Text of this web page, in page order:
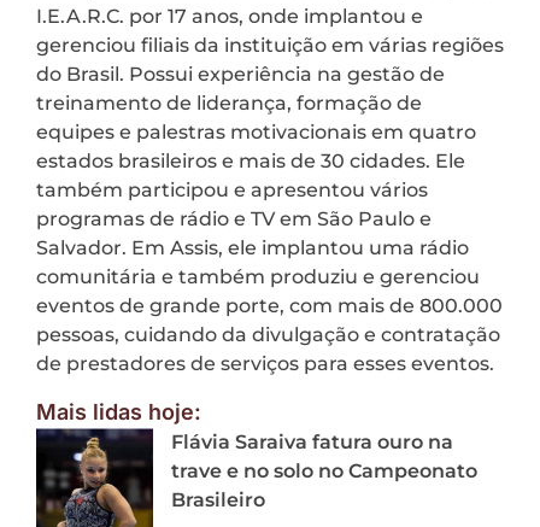
I.E.A.R.C. por 17 anos, onde implantou e
gerenciou filiais da instituição em várias regiões
do Brasil. Possui experiência na gestão de
treinamento de liderança, formação de
equipes e palestras motivacionais em quatro
estados brasileiros e mais de 30 cidades. Ele
também participou e apresentou vários
programas de rádio e TV em São Paulo e
Salvador. Em Assis, ele implantou uma rádio
comunitária e também produziu e gerenciou
eventos de grande porte, com mais de 800.000
pessoas, cuidando da divulgação e contratação
de prestadores de serviços para esses eventos.
Mais lidas hoje:
Flávia Saraiva fatura ouro na
trave e no solo no Campeonato
Brasileiro